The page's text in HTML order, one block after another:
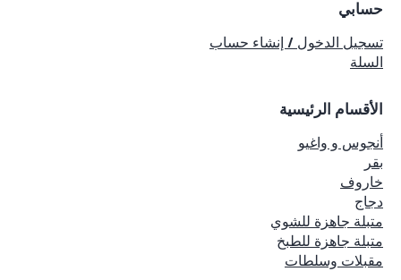
حسابي
تسجيل الدخول / إنشاء حساب
السلة
الأقسام الرئيسية
أنجوس و واغيو
بقر
خاروف
دجاج
متبلة جاهزة للشوي
متبلة جاهزة للطبخ
مقبلات وسلطات